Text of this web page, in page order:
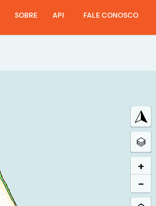
SOBRE API FALE CONOSCO
+
−